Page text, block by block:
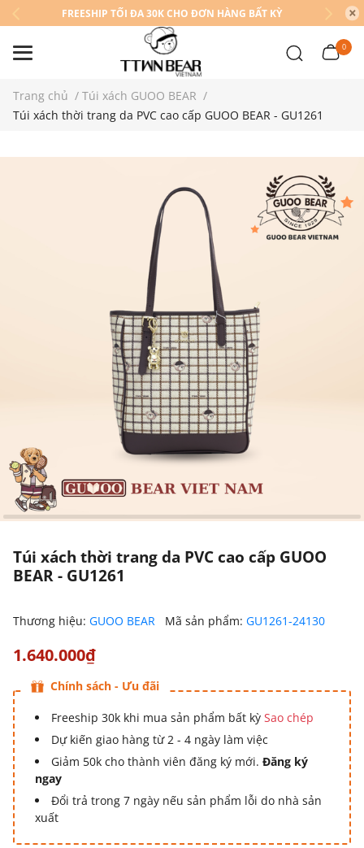
FREESHIP TỐI ĐA 30K CHO ĐƠN HÀNG BẤT KỲ
0
Trang chủ / Túi xách GUOO BEAR /
Túi xách thời trang da PVC cao cấp GUOO BEAR - GU1261
Túi xách thời trang da PVC cao cấp GUOO
BEAR - GU1261
Thương hiệu: GUOO BEAR Mã sản phẩm: GU1261-24130
1.640.000₫
Chính sách - Ưu đãi
Freeship 30k khi mua sản phẩm bất kỳ Sao chép
Dự kiến giao hàng từ 2 - 4 ngày làm việc
Giảm 50k cho thành viên đăng ký mới. Đăng ký
ngay
Đổi trả trong 7 ngày nếu sản phẩm lỗi do nhà sản
xuất